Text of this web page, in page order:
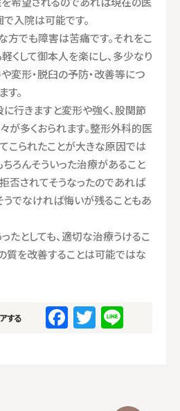
入院は可能です。
方でも障害は苦痛です。それをこ
くして御本人を楽にし、多少なり
変形・脱臼の予防・改善等につ
。
行きますと変形や強く、股関節
が多くおられます。整形外科的医
こられたことが大きな原因では
ちろんそういった治療があること
否されてそうなったのであれば
うでなければ悔いが残ることもあ
たとしても、適切な治療うけるこ
質を改善することは可能ではな
する F
a
T
w
Li